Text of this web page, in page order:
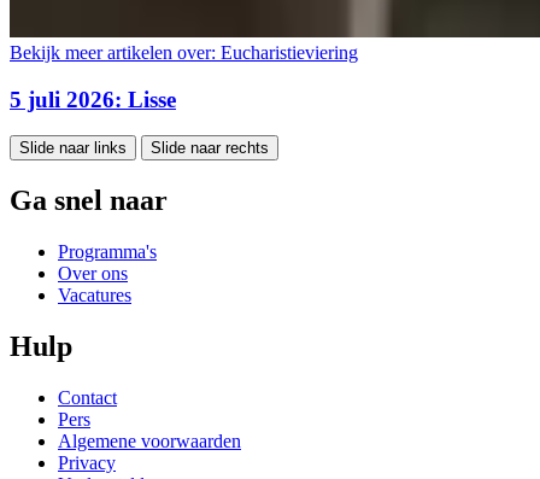
Bekijk meer artikelen over: Eucharistieviering
5 juli 2026: Lisse
Slide naar links Slide naar rechts
Ga snel naar
Programma's
Over ons
Vacatures
Hulp
Contact
Pers
Algemene voorwaarden
Privacy